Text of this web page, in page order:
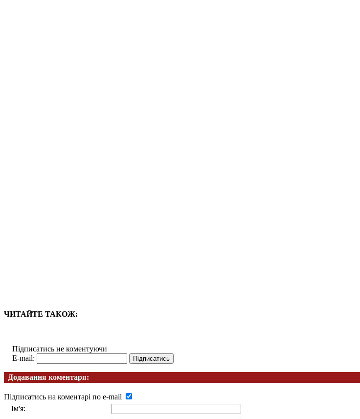
ЧИТАЙТЕ ТАКОЖ:
Підписатись не коментуючи
E-mail:
Додавання коментаря:
Підписатись на коментарі по e-mail
Ім'я: